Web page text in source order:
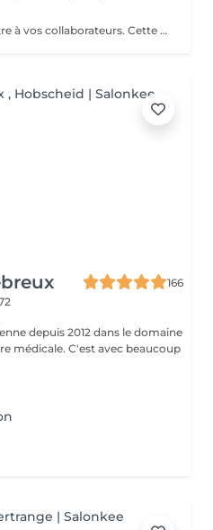
Offrez une parenthèse bien-être à vos collaborateurs. Cette pause relaxante leur permettra de libérer les tensions musculaires, de détendre l'esprit et de leur apporter une reconnaissance en prenant soin de leur confort. Le massage amma assis est une technique de toucher et d'enchainement de manoeuvres qui se pratique en position assise sur une personne habillée. Elle cible essentiellement les épaules, le dos, la nuque, les hanches, les bras, les mains et la tête, mais peut être adapté à chaque besoin de vos collaborateurs.
166
depuis 2012 dans le domaine
médicale. C'est avec beaucoup